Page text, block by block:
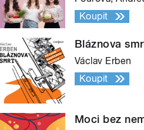
Koupit
Bláznova
Václav Erben
Koupit
Moci bez